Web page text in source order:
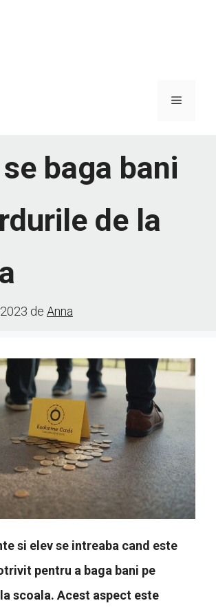
Meniu
baga bani
de la
de Anna
si elev se intreaba cand este
pentru a baga bani pe
scoala. Acest aspect este